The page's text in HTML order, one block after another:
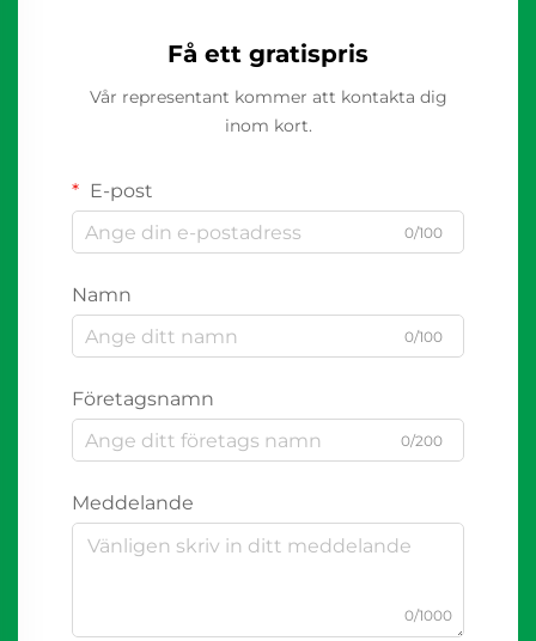
Få ett gratispris
Vår representant kommer att kontakta dig
inom kort.
E-post
0/100
Namn
0/100
Företagsnamn
0/200
Meddelande
0/1000